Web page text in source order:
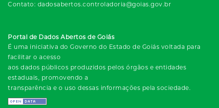
Contato: dadosabertos.controladoria@goias.gov.br
Portal de Dados Abertos de Goiás
É uma iniciativa do Governo do Estado de Goiás voltada para
facilitar o acesso
aos dados públicos produzidos pelos órgãos e entidades
estaduais, promovendo a
transparência e o uso dessas informações pela sociedade.